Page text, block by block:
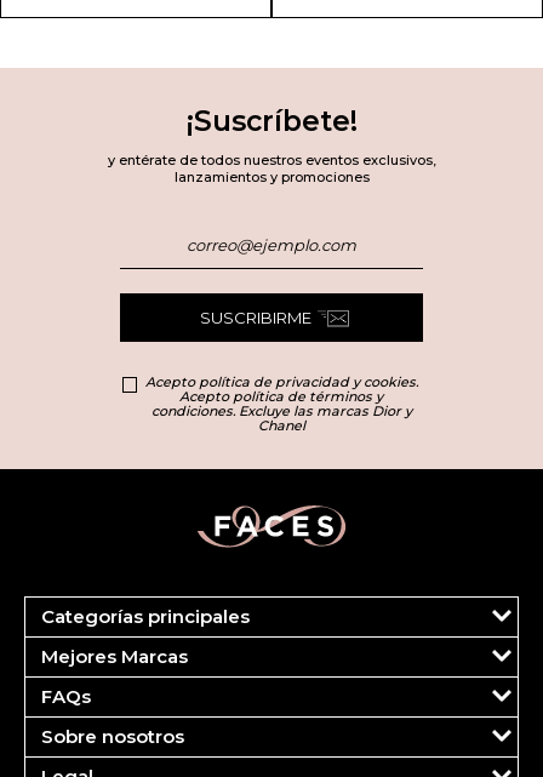
¡Suscríbete!
y entérate de todos nuestros eventos exclusivos,
lanzamientos y promociones
SUSCRIBIRME
Acepto política de privacidad y cookies.
Acepto política de términos y
condiciones. Excluye las marcas Dior y
Chanel
Categorías principales
Marcas
Dior
Más Vendidos
Fragancias
Maquillaje
Cuidado del Rostro
Mejores Marcas
Clinique
Estee Lauder
Carolina Herrera
Ver todas las marcas
FAQs
Tu cuenta
Pedidos
FAQS
Sobre nosotros
¿Quiénes somos?